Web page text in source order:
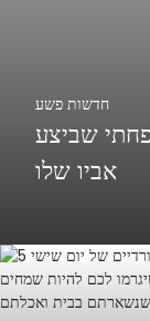
חדשות פשע
שביצע
אביו שלו